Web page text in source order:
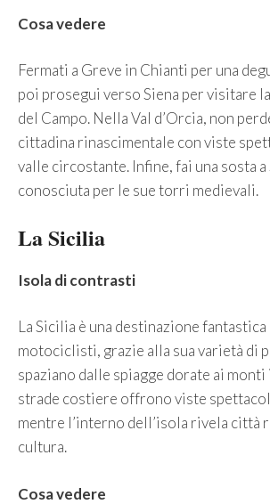
Cosa vedere
Fermati a Greve in Chianti per una
poi prosegui verso Siena per visitare
del Campo. Nella Val d’Orcia, non
cittadina rinascimentale con viste
valle circostante. Infine, fai una sosta a
conosciuta per le sue torri medievali.
La Sicilia
Isola di contrasti
La Sicilia è una destinazione fantastica
motociclisti, grazie alla sua varietà di
spaziano dalle spiagge dorate ai monti
strade costiere offrono viste
mentre l’interno dell’isola rivela città
cultura.
Cosa vedere